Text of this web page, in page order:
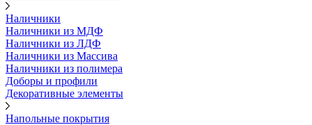
Наличники
Наличники из МДФ
Наличники из ЛДФ
Наличники из Массива
Наличники из полимера
Доборы и профили
Декоративные элементы
Напольные покрытия